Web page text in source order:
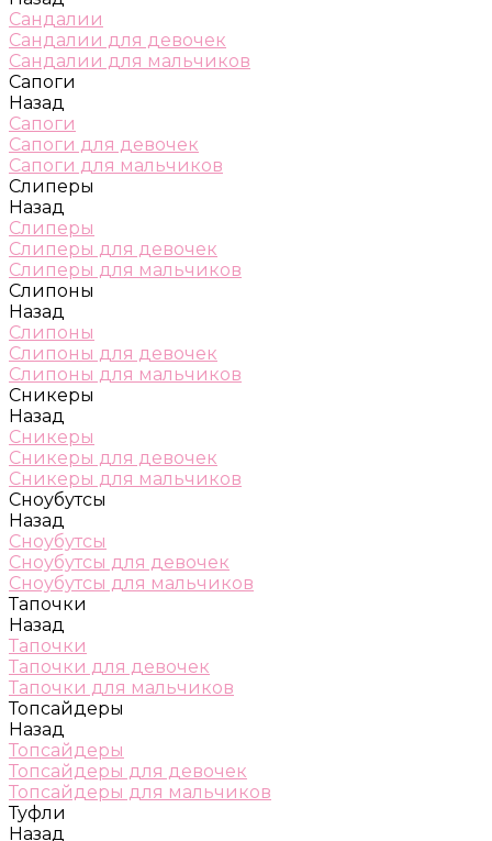
Сандалии
Сандалии для девочек
Сандалии для мальчиков
Сапоги
Назад
Сапоги
Сапоги для девочек
Сапоги для мальчиков
Слиперы
Назад
Слиперы
Слиперы для девочек
Слиперы для мальчиков
Слипоны
Назад
Слипоны
Слипоны для девочек
Слипоны для мальчиков
Сникеры
Назад
Сникеры
Сникеры для девочек
Сникеры для мальчиков
Сноубутсы
Назад
Сноубутсы
Сноубутсы для девочек
Сноубутсы для мальчиков
Тапочки
Назад
Тапочки
Тапочки для девочек
Тапочки для мальчиков
Топсайдеры
Назад
Топсайдеры
Топсайдеры для девочек
Топсайдеры для мальчиков
Туфли
Назад